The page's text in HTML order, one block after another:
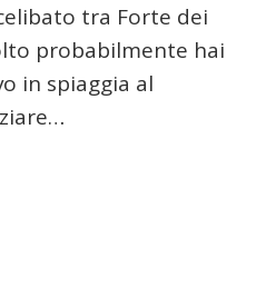
tra Forte dei
probabilmente hai
in spiaggia al